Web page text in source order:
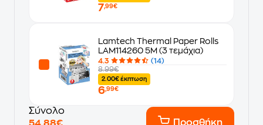
7,99€
Lamtech Thermal Paper Rolls
LAM114260 5M (3 τεμάχια)
4.3
(14)
8.99€
2.00€ έκπτωση
6,99€
Σύνολο
Προσθήκη